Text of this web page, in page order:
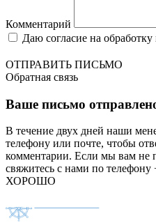
Комментарий
Даю согласие на
ОТПРАВИТЬ ПИСЬМО
Обратная связь
Ваше письмо
В течение двух дней наши
телефону или почте, чтобы
комментарии. Если мы вам не
свяжитесь с нами по телефону
ХОРОШО